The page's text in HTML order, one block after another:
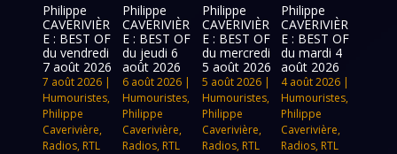
Philippe
CAVERIVIÈR
E : BEST OF
du vendredi
7 août 2026
7 août 2026 |
Humouristes,
Philippe
Caverivière,
Radios, RTL
Philippe
CAVERIVIÈR
E : BEST OF
du jeudi 6
août 2026
6 août 2026|
Humouristes,
Philippe
Caverivière,
Radios, RTL
Philippe
CAVERIVIÈR
E : BEST OF
du mercredi
5 août 2026
5 août 2026|
Humouristes,
Philippe
Caverivière,
Radios, RTL
Philippe
CAVERIVIÈR
E : BEST OF
du mardi 4
août 2026
4 août 2026 |
Humouristes,
Philippe
Caverivière,
Radios, RTL